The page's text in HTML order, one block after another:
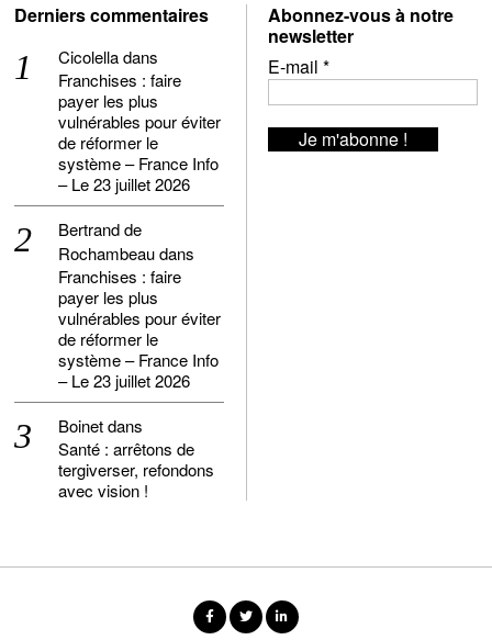
Derniers commentaires
Cicolelladans
Franchises : faire
payer les plus
vulnérables pour éviter
de réformer le
système – France Info
– Le 23 juillet 2026
Bertrand de
Rochambeaudans
Franchises : faire
payer les plus
vulnérables pour éviter
de réformer le
système – France Info
– Le 23 juillet 2026
Boinetdans
Santé : arrêtons de
tergiverser, refondons
avec vision !
Abonnez-vous à notre
newsletter
E-mail *